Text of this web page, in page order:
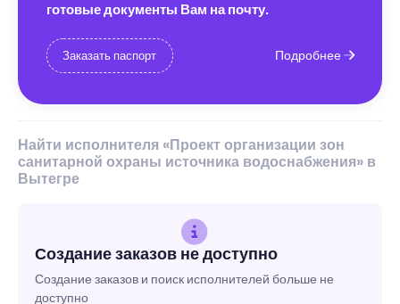
готовые документы Вам на почту.
Заказать паспорт Подробнее
Найти исполнителя «Проект организации зон
санитарной охраны источника водоснабжения» в
Вытегре
Создание заказов не доступно
Создание заказов и поиск исполнителей больше не
доступно